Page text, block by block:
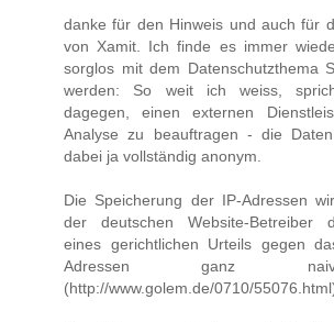
danke für den Hinweis und auch für
von Xamit. Ich finde es immer
sorglos mit dem Datenschutzthema
werden: So weit ich weiss,
dagegen, einen externen
Analyse zu beauftragen - die
dabei ja vollständig anonym.
Die Speicherung der IP-Adressen
der deutschen Website-Betreiber
eines gerichtlichen Urteils gegen
Adressen ganz
(http://www.golem.de/0710/